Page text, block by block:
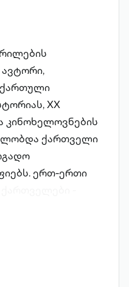
XX
კინოხელოვნების
ქართველი
ერთ-ერთი
რომელიც
და მართლაც